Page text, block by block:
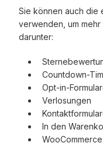
Sie können auch die
verwenden, um
darunter:
Countdown-
Opt-in-
Verlosungen
In den